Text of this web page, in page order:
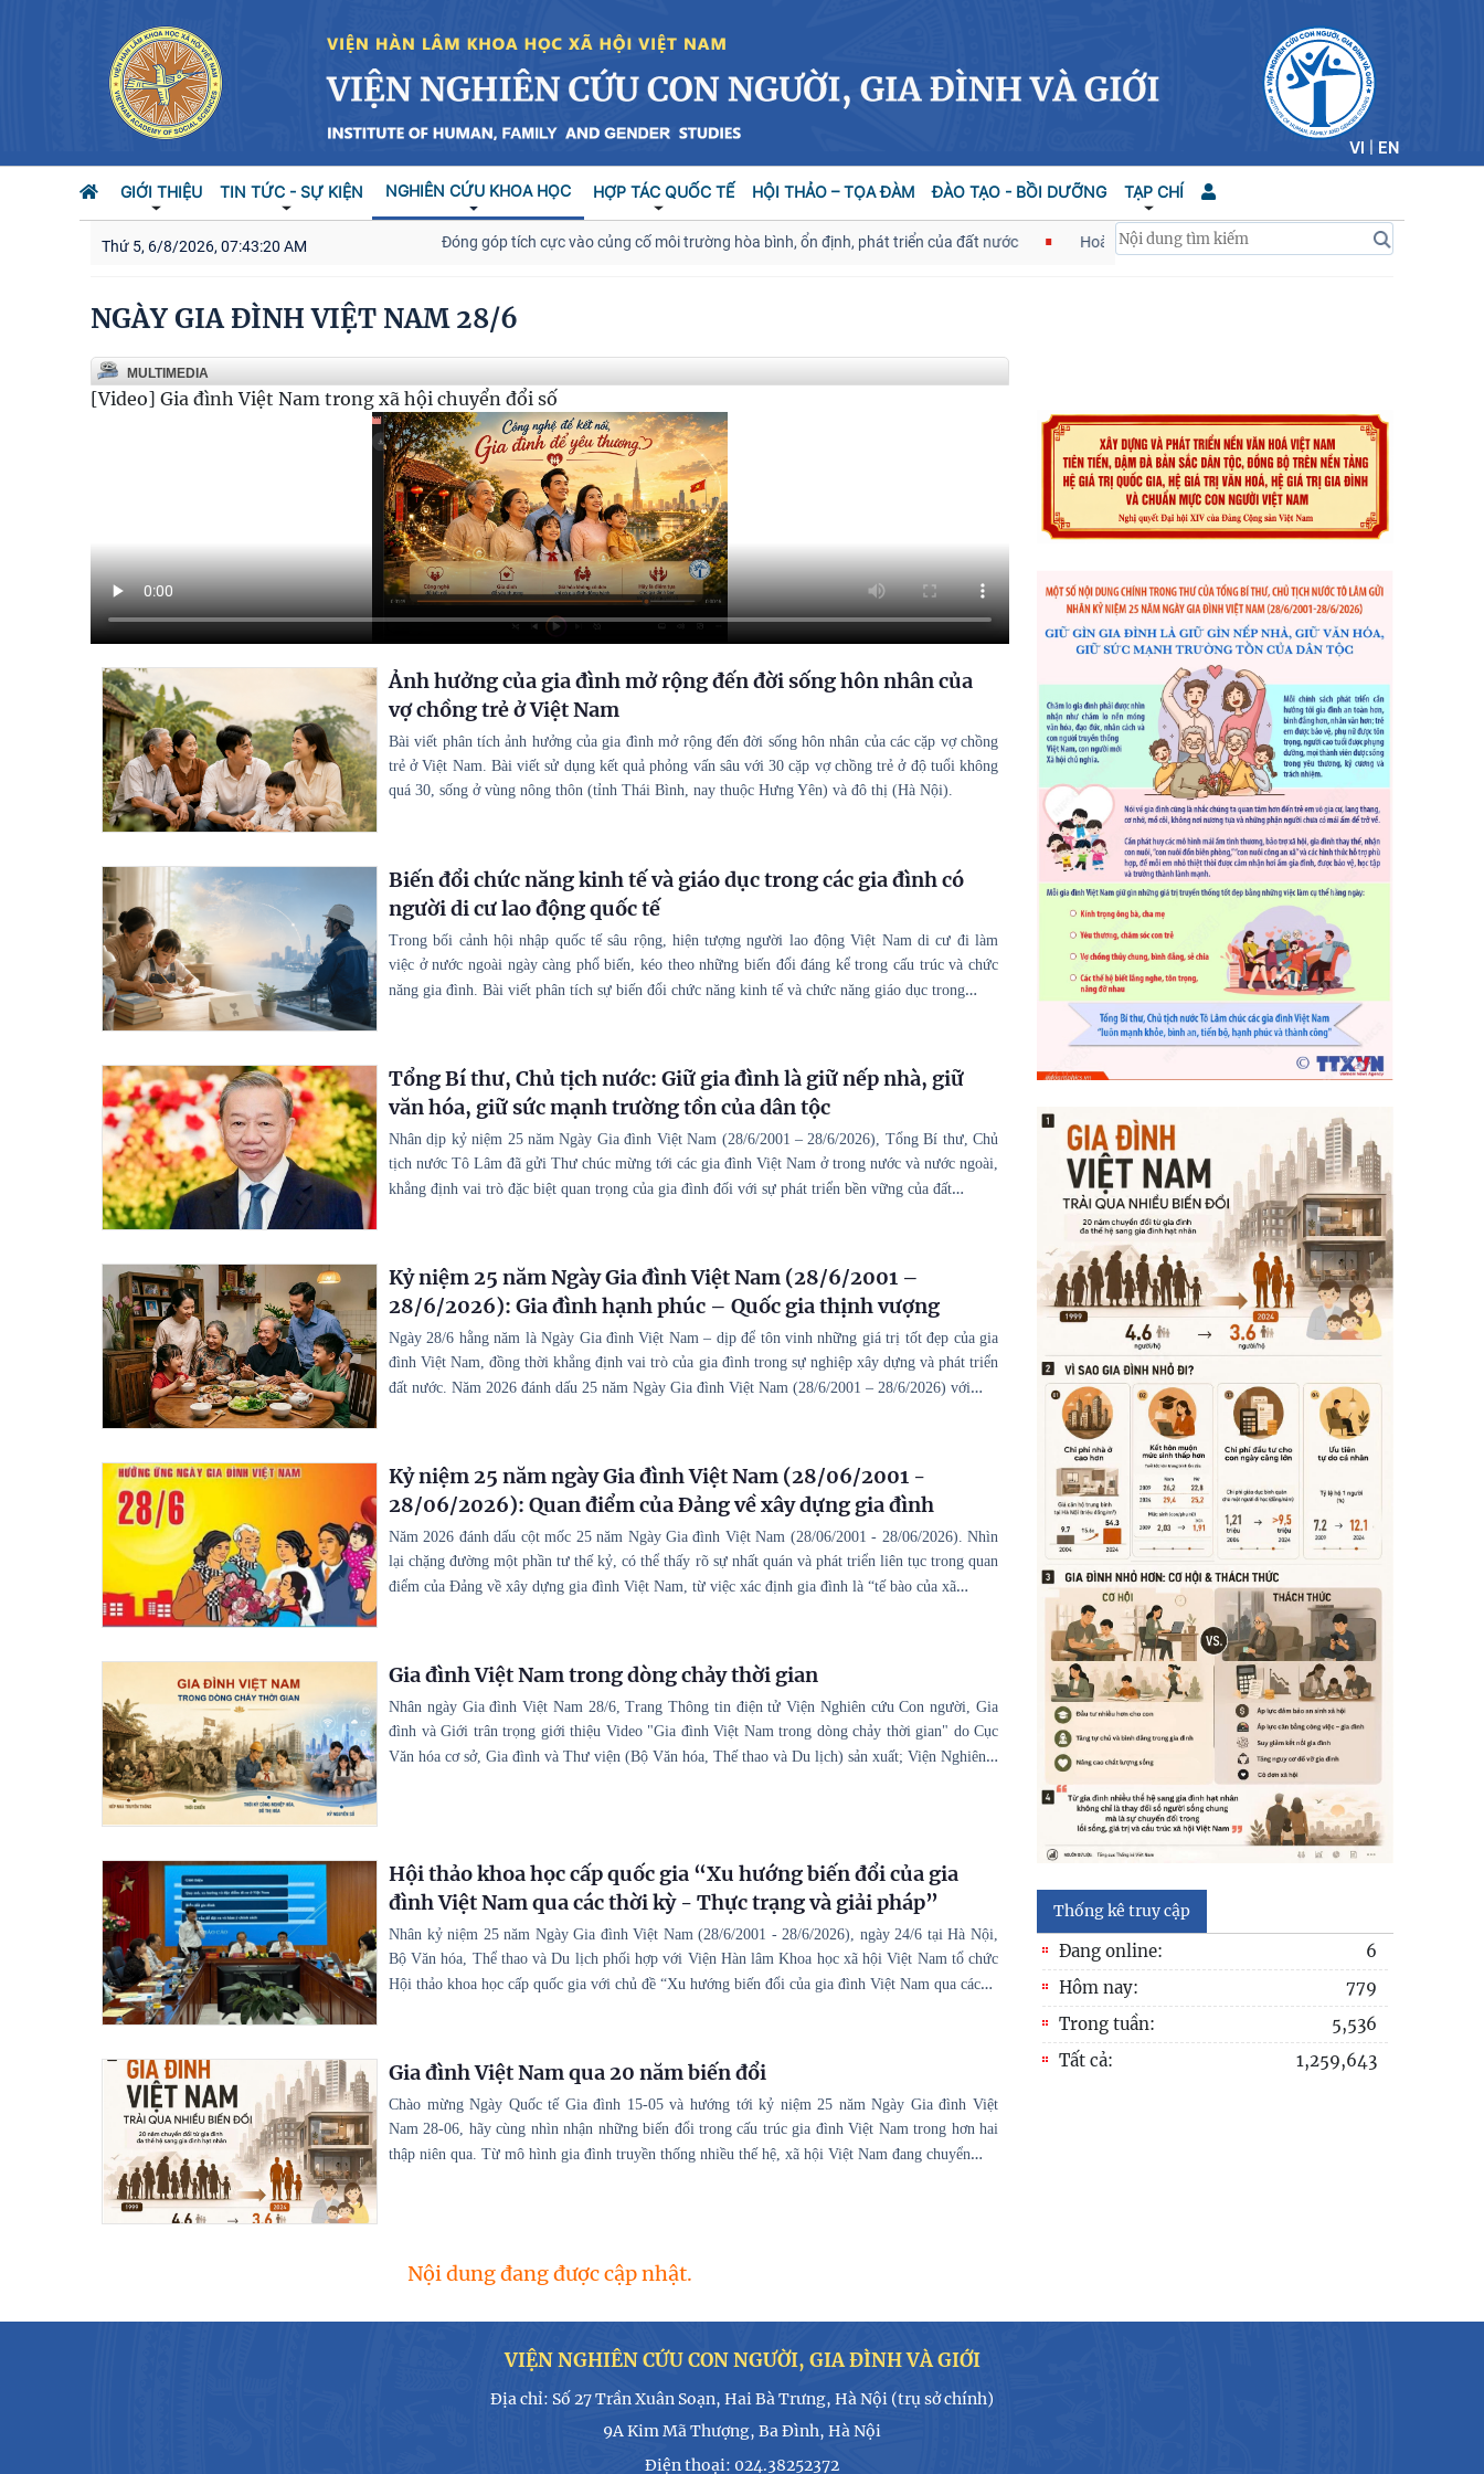
VI EN
GIỚI THIỆU TIN TỨC - SỰ KIỆN NGHIÊN CỨU KHOA HỌC HỢP TÁC QUỐC TẾ HỘI THẢO – TỌA ĐÀM ĐÀO TẠO - BỒI DƯỠNG TẠP CHÍ
Thứ 5, 6/8/2026, 07:43:21 AM Đóng góp tích cực vào củng cố môi trường hòa bình, ổn định, phát triển của đất nước Hoàn thiện quy định về những điều đảng viên không được làm
NGÀY GIA ĐÌNH VIỆT NAM 28/6
MULTIMEDIA
[Video] Gia đình Việt Nam trong xã hội chuyển đổi số
Ảnh hưởng của gia đình mở rộng đến đời sống hôn nhân của
vợ chồng trẻ ở Việt Nam
Bài viết phân tích ảnh hưởng của gia đình mở rộng đến đời sống hôn nhân của các cặp vợ chồng
trẻ ở Việt Nam. Bài viết sử dụng kết quả phỏng vấn sâu với 30 cặp vợ chồng trẻ ở độ tuổi không
quá 30, sống ở vùng nông thôn (tỉnh Thái Bình, nay thuộc Hưng Yên) và đô thị (Hà Nội).
Biến đổi chức năng kinh tế và giáo dục trong các gia đình có
người di cư lao động quốc tế
Trong bối cảnh hội nhập quốc tế sâu rộng, hiện tượng người lao động Việt Nam di cư đi làm
việc ở nước ngoài ngày càng phổ biến, kéo theo những biến đổi đáng kể trong cấu trúc và chức
năng gia đình. Bài viết phân tích sự biến đổi chức năng kinh tế và chức năng giáo dục trong…
Tổng Bí thư, Chủ tịch nước: Giữ gia đình là giữ nếp nhà, giữ
văn hóa, giữ sức mạnh trường tồn của dân tộc
Nhân dịp kỷ niệm 25 năm Ngày Gia đình Việt Nam (28/6/2001 – 28/6/2026), Tổng Bí thư, Chủ
tịch nước Tô Lâm đã gửi Thư chúc mừng tới các gia đình Việt Nam ở trong nước và nước ngoài,
khẳng định vai trò đặc biệt quan trọng của gia đình đối với sự phát triển bền vững của đất…
Kỷ niệm 25 năm Ngày Gia đình Việt Nam (28/6/2001 –
28/6/2026): Gia đình hạnh phúc – Quốc gia thịnh vượng
Ngày 28/6 hằng năm là Ngày Gia đình Việt Nam – dịp để tôn vinh những giá trị tốt đẹp của gia
đình Việt Nam, đồng thời khẳng định vai trò của gia đình trong sự nghiệp xây dựng và phát triển
đất nước. Năm 2026 đánh dấu 25 năm Ngày Gia đình Việt Nam (28/6/2001 – 28/6/2026) với…
Kỷ niệm 25 năm ngày Gia đình Việt Nam (28/06/2001 -
28/06/2026): Quan điểm của Đảng về xây dựng gia đình
Năm 2026 đánh dấu cột mốc 25 năm Ngày Gia đình Việt Nam (28/06/2001 - 28/06/2026). Nhìn
lại chặng đường một phần tư thế kỷ, có thể thấy rõ sự nhất quán và phát triển liên tục trong quan
điểm của Đảng về xây dựng gia đình Việt Nam, từ việc xác định gia đình là “tế bào của xã…
Gia đình Việt Nam trong dòng chảy thời gian
Nhân ngày Gia đình Việt Nam 28/6, Trang Thông tin điện tử Viện Nghiên cứu Con người, Gia
đình và Giới trân trọng giới thiệu Video "Gia đình Việt Nam trong dòng chảy thời gian" do Cục
Văn hóa cơ sở, Gia đình và Thư viện (Bộ Văn hóa, Thế thao và Du lịch) sản xuất; Viện Nghiên…
Hội thảo khoa học cấp quốc gia “Xu hướng biến đổi của gia
đình Việt Nam qua các thời kỳ - Thực trạng và giải pháp”
Nhân kỷ niệm 25 năm Ngày Gia đình Việt Nam (28/6/2001 - 28/6/2026), ngày 24/6 tại Hà Nội,
Bộ Văn hóa, Thể thao và Du lịch phối hợp với Viện Hàn lâm Khoa học xã hội Việt Nam tổ chức
Hội thảo khoa học cấp quốc gia với chủ đề “Xu hướng biến đổi của gia đình Việt Nam qua các…
Gia đình Việt Nam qua 20 năm biến đổi
Chào mừng Ngày Quốc tế Gia đình 15-05 và hướng tới kỷ niệm 25 năm Ngày Gia đình Việt
Nam 28-06, hãy cùng nhìn nhận những biến đổi trong cấu trúc gia đình Việt Nam trong hơn hai
thập niên qua. Từ mô hình gia đình truyền thống nhiều thế hệ, xã hội Việt Nam đang chuyển…
Nội dung đang được cập nhật.
Thống kê truy cập
Đang online:
6
Hôm nay:
779
Trong tuần:
5,536
Tất cả:
1,259,643
VIỆN NGHIÊN CỨU CON NGƯỜI, GIA ĐÌNH VÀ GIỚI
Địa chỉ: Số 27 Trần Xuân Soạn, Hai Bà Trưng, Hà Nội (trụ sở chính)
9A Kim Mã Thượng, Ba Đình, Hà Nội
Điện thoại: 024.38252372